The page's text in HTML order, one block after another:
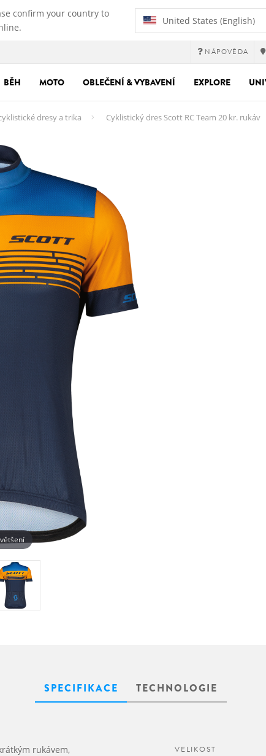
confirm your country to
United States (English)
NÁPOVĚDA
BĚH MOTO OBLEČENÍ & VYBAVENÍ EXPLORE
dresy a trika Cyklistický dres Scott RC Team 20 kr. rukáv
SPECIFIKACE TECHNOLOGIE
rukávem,
VELIKOST